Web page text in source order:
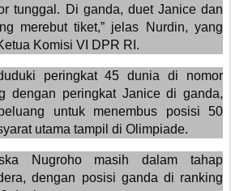
tunggal. Di ganda, duet Janice dan
merebut tiket,” jelas Nurdin, yang
Komisi VI DPR RI.
peringkat 45 dunia di nomor
dengan peringkat Janice di ganda,
untuk menembus posisi 50
utama tampil di Olimpiade.
Nugroho masih dalam tahap
dengan posisi ganda di ranking